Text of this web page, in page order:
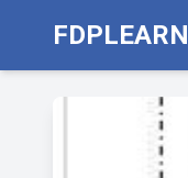
FDPLEARN